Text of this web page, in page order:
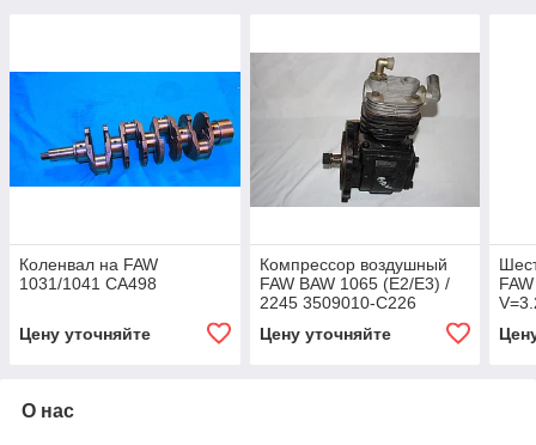
Коленвал на FAW
1031/1041 СА498
Цену уточняйте
Компрессор воздушный
FAW BAW 1065 (Е2/Е3) /
2245 3509010-C226
Цену уточняйте
О нас